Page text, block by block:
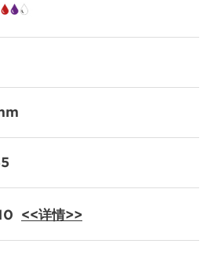
<<详情>>